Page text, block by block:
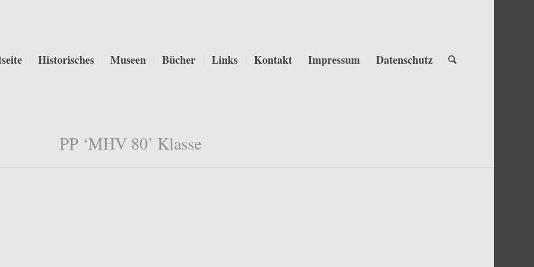
Historisches Museen Bücher Links Kontakt Impressum Datenschutz
PP ‘MHV 80’ Klasse